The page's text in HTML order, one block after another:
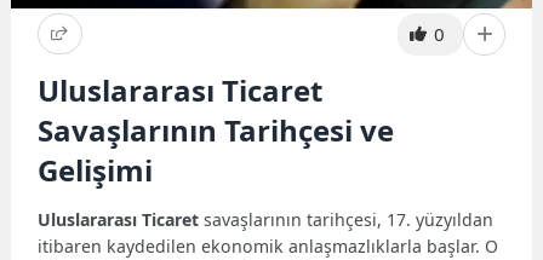
0
Uluslararası Ticaret
Savaşlarının Tarihçesi ve
Gelişimi
Uluslararası Ticaret savaşlarının tarihçesi, 17. yüzyıldan
itibaren kaydedilen ekonomik anlaşmazlıklarla başlar. O